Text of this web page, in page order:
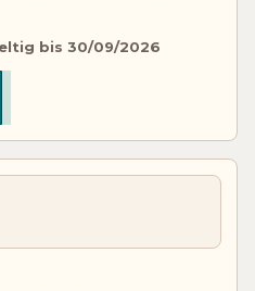
bis 30/09/2026